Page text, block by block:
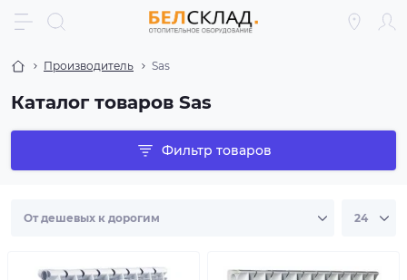
Производитель Sas
Каталог товаров Sas
Фильтр товаров